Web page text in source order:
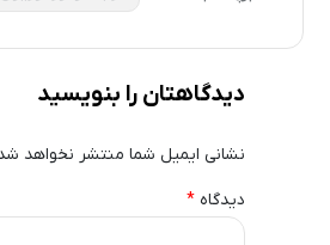
دیدگاهتان را بنویسید
نشانی ایمیل شما منتشر نخواهد
دیدگاه*